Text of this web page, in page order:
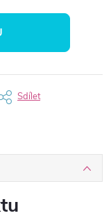
Sdílet